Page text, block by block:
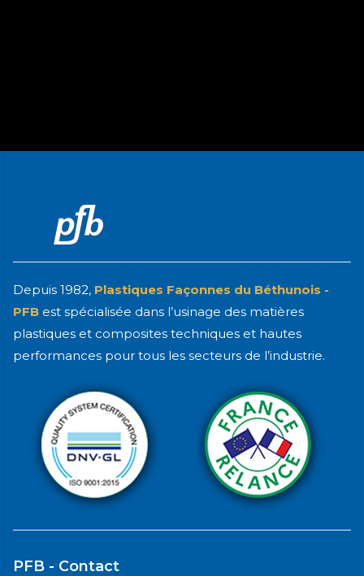
Depuis 1982, Plastiques Façonnes du Béthunois -
PFB est spécialisée dans l’usinage des matières
plastiques et composites techniques et hautes
performances pour tous les secteurs de l’industrie.
PFB - Contact